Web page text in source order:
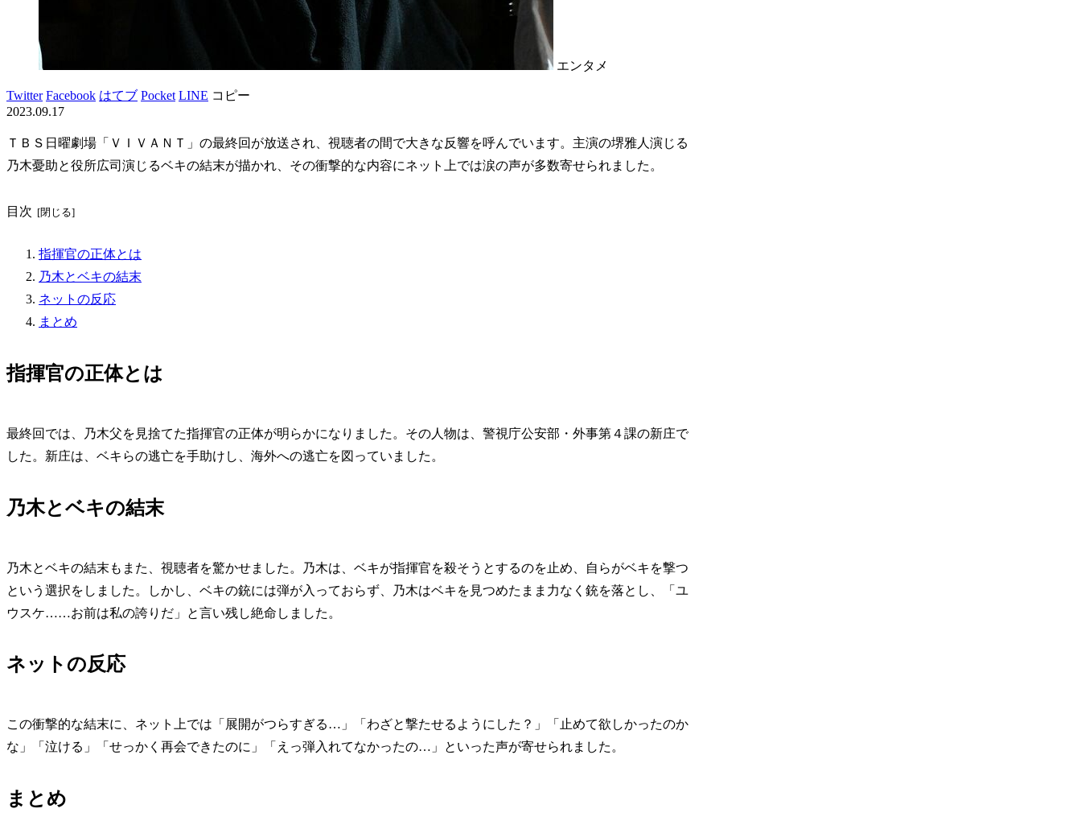
エンタメ
Twitter Facebook はてブ Pocket LINE コピー
2023.09.17
ＴＢＳ日曜劇場「ＶＩＶＡＮＴ」の最終回が放送され、視聴者の間で大きな反響を呼んでいます。主演の堺雅人演じる
乃木憂助と役所広司演じるベキの結末が描かれ、その衝撃的な内容にネット上では涙の声が多数寄せられました。
目次
指揮官の正体とは
乃木とベキの結末
ネットの反応
まとめ
指揮官の正体とは
最終回では、乃木父を見捨てた指揮官の正体が明らかになりました。その人物は、警視庁公安部・外事第４課の新庄で
した。新庄は、ベキらの逃亡を手助けし、海外への逃亡を図っていました。
乃木とベキの結末
乃木とベキの結末もまた、視聴者を驚かせました。乃木は、ベキが指揮官を殺そうとするのを止め、自らがベキを撃つ
という選択をしました。しかし、ベキの銃には弾が入っておらず、乃木はベキを見つめたまま力なく銃を落とし、「ユ
ウスケ……お前は私の誇りだ」と言い残し絶命しました。
ネットの反応
この衝撃的な結末に、ネット上では「展開がつらすぎる…」「わざと撃たせるようにした？」「止めて欲しかったのか
な」「泣ける」「せっかく再会できたのに」「えっ弾入れてなかったの…」といった声が寄せられました。
まとめ